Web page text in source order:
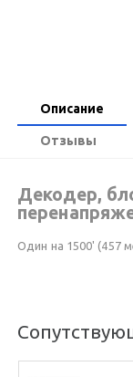
Описание
Отзывы
Декодер,
Один на 1500' (457